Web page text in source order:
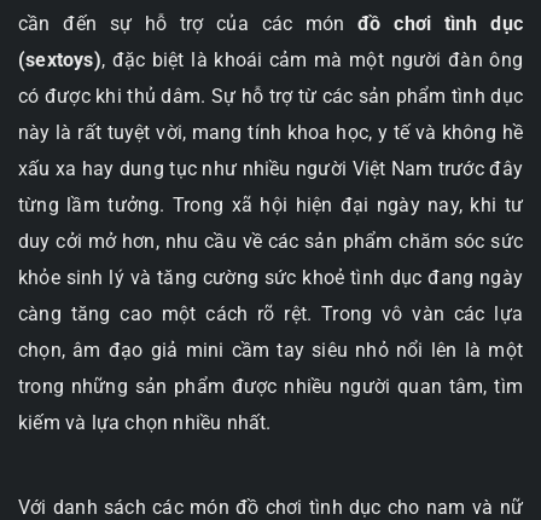
cần đến sự hỗ trợ của các mónđồ chơi tình dục
(sextoys), đặc biệt là khoái cảm mà một người đàn ông
có được khi thủ dâm. Sự hỗ trợ từ các sản phẩm tình dục
này là rất tuyệt vời, mang tính khoa học, y tế và không hề
xấu xa hay dung tục như nhiều người Việt Nam trước đây
từng lầm tưởng. Trong xã hội hiện đại ngày nay, khi tư
duy cởi mở hơn, nhu cầu về các sản phẩm chăm sóc sức
khỏe sinh lý và tăng cường sức khoẻ tình dục đang ngày
càng tăng cao một cách rõ rệt. Trong vô vàn các lựa
chọn, âm đạo giả mini cầm tay siêu nhỏ nổi lên là một
trong những sản phẩm được nhiều người quan tâm, tìm
kiếm và lựa chọn nhiều nhất.
Với danh sách các món đồ chơi tình dục cho nam và nữ